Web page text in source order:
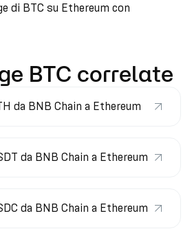
di BTC su Ethereum con
BTC correlate
da BNB Chain a Ethereum
da BNB Chain a Ethereum
da BNB Chain a Ethereum